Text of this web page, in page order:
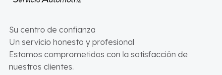
Su centro de confianza
Un servicio honesto y profesional
Estamos comprometidos con la satisfacción de
nuestros clientes.